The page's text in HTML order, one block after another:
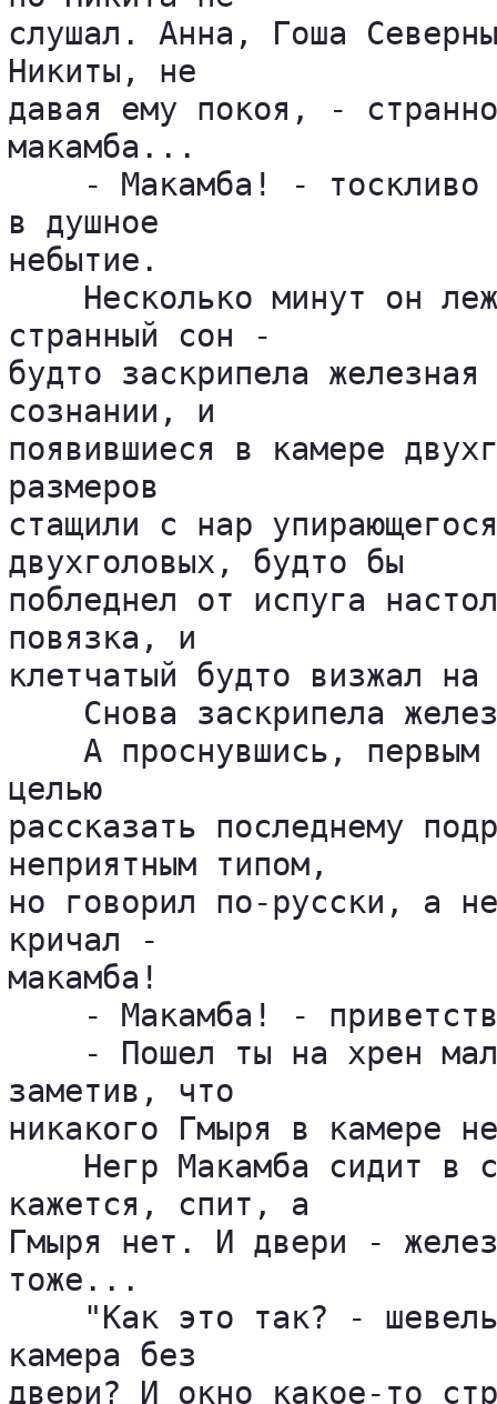
слушал. Анна, Гоша
Никиты, не
давая ему покоя, -
макамба...
- Макамба! -
в душное
небытие.
Несколько минут он
странный сон -
будто заскрипела
сознании, и
появившиеся в камере
размеров
стащили с нар
двухголовых, будто бы
побледнел от испуга
повязка, и
клетчатый будто визжал
Снова заскрипела
А проснувшись,
целью
рассказать последнему
неприятным типом,
но говорил по-русски, а
кричал -
макамба!
- Макамба! -
- Пошел ты на хрен
заметив, что
никакого Гмыря в камере
Негр Макамба сидит в
кажется, спит, а
Гмыря нет. И двери -
тоже...
"Как это так? -
камера без
двери? И окно какое-то